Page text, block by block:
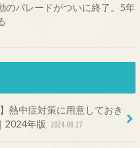
のパレードがついに終了。5年
熱中症対策に用意しておき
2024年版
2024.08.27